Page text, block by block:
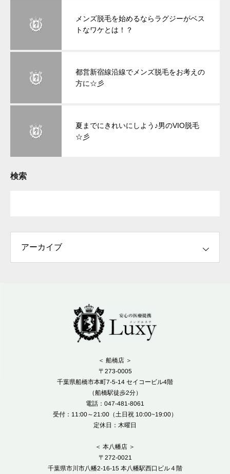
メンズ脱毛を始めるならラグジーがベス
トなワケとは！？
都営新宿線沿線でメンズ脱毛をお考えの
方に☆彡
夏までにきれいにしよう♪男のVIO脱毛
☆彡
検索
＜ 船橋店 ＞
〒273-0005
千葉県船橋市本町7-5-14 セイコービル4階
（船橋駅徒歩2分）
電話：047-481-8061
受付：11:00～21:00（土日祝 10:00~19:00）
定休日：木曜日
＜ 本八幡店 ＞
〒272-0021
千葉県市川市八幡2-16-15 本八幡駅西口ビル４階